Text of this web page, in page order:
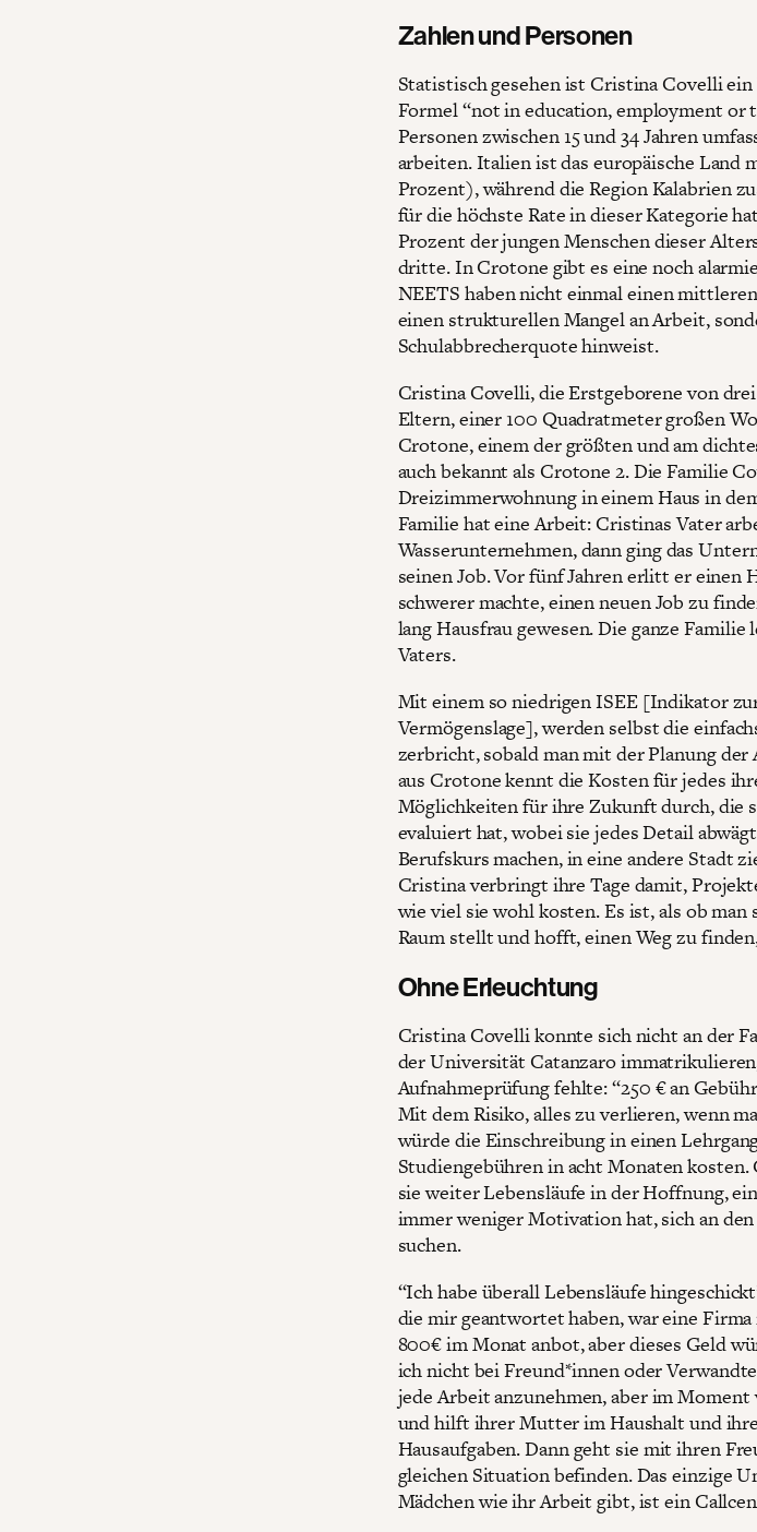
Zahlen und Personen
Statistisch gesehen ist Cristina Covelli
Formel “not in education, employment or
Personen zwischen 15 und 34 Jahren
arbeiten. Italien ist das europäische Land
Prozent), während die Region Kalabrien
für die höchste Rate in dieser Kategorie
Prozent der jungen Menschen dieser
dritte. In Crotone gibt es eine noch
NEETS haben nicht einmal einen
einen strukturellen Mangel an Arbeit,
Schulabbrecherquote hinweist.
Cristina Covelli, die Erstgeborene von
Eltern, einer 100 Quadratmeter großen
Crotone, einem der größten und am
auch bekannt als Crotone 2. Die Familie
Dreizimmerwohnung in einem Haus in
Familie hat eine Arbeit: Cristinas Vater
Wasserunternehmen, dann ging das
seinen Job. Vor fünf Jahren erlitt er einen
schwerer machte, einen neuen Job zu
lang Hausfrau gewesen. Die ganze Familie
Vaters.
Mit einem so niedrigen ISEE [Indikator
Vermögenslage], werden selbst die
zerbricht, sobald man mit der Planung der
aus Crotone kennt die Kosten für jedes
Möglichkeiten für ihre Zukunft durch, die
evaluiert hat, wobei sie jedes Detail
Berufskurs machen, in eine andere Stadt
Cristina verbringt ihre Tage damit,
wie viel sie wohl kosten. Es ist, als ob
Raum stellt und hofft, einen Weg zu
Ohne Erleuchtung
Cristina Covelli konnte sich nicht an der
der Universität Catanzaro
Aufnahmeprüfung fehlte: “250 € an
Mit dem Risiko, alles zu verlieren, wenn
würde die Einschreibung in einen
Studiengebühren in acht Monaten kosten.
sie weiter Lebensläufe in der Hoffnung,
immer weniger Motivation hat, sich an
suchen.
“Ich habe überall Lebensläufe
die mir geantwortet haben, war eine
800€ im Monat anbot, aber dieses Geld
ich nicht bei Freund*innen oder
jede Arbeit anzunehmen, aber im
und hilft ihrer Mutter im Haushalt und
Hausaufgaben. Dann geht sie mit ihren
gleichen Situation befinden. Das einzige
Mädchen wie ihr Arbeit gibt, ist ein